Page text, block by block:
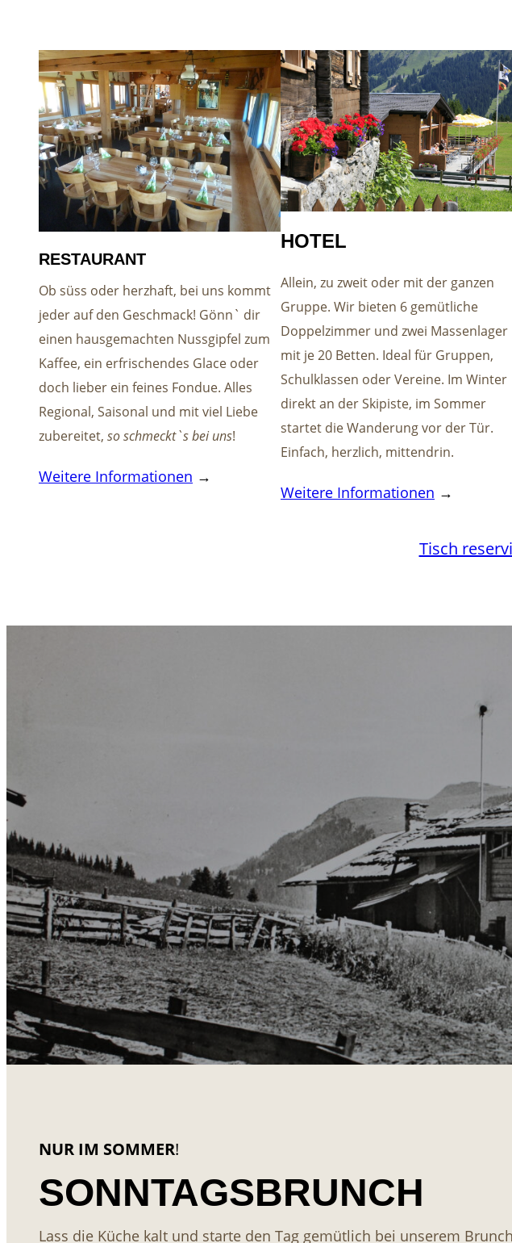
RESTAURANT
Ob süss oder herzhaft, bei uns kommt
jeder auf den Geschmack! Gönn` dir
einen hausgemachten Nussgipfel zum
Kaffee, ein erfrischendes Glace oder
doch lieber ein feines Fondue. Alles
Regional, Saisonal und mit viel Liebe
zubereitet, so schmeckt`s bei uns!
Weitere Informationen →
HOTEL
Allein, zu zweit oder mit der ganzen
Gruppe. Wir bieten 6 gemütliche
Doppelzimmer und zwei Massenlager
mit je 20 Betten. Ideal für Gruppen,
Schulklassen oder Vereine. Im Winter
direkt an der Skipiste, im Sommer
startet die Wanderung vor der Tür.
Einfach, herzlich, mittendrin.
Weitere Informationen →
Tisch
NUR IM SOMMER!
SONNTAGSBRUNCH
Lass die Küche kalt und starte den Tag gemütlich bei unserem